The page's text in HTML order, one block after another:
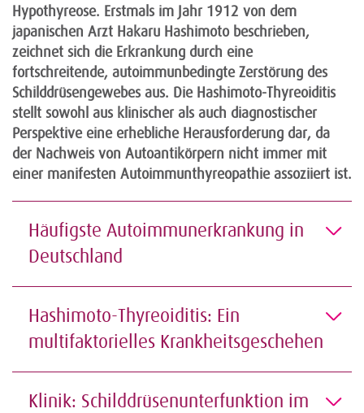
Hypothyreose. Erstmals im Jahr 1912 von dem
japanischen Arzt Hakaru Hashimoto beschrieben,
zeichnet sich die Erkrankung durch eine
fortschreitende, autoimmunbedingte Zerstörung des
Schilddrüsengewebes aus. Die Hashimoto-Thyreoiditis
stellt sowohl aus klinischer als auch diagnostischer
Perspektive eine erhebliche Herausforderung dar, da
der Nachweis von Autoantikörpern nicht immer mit
einer manifesten Autoimmunthyreopathie assoziiert ist.
Häufigste Autoimmunerkrankung in
Deutschland
Hashimoto-Thyreoiditis: Ein
multifaktorielles Krankheitsgeschehen
Klinik: Schilddrüsenunterfunktion im